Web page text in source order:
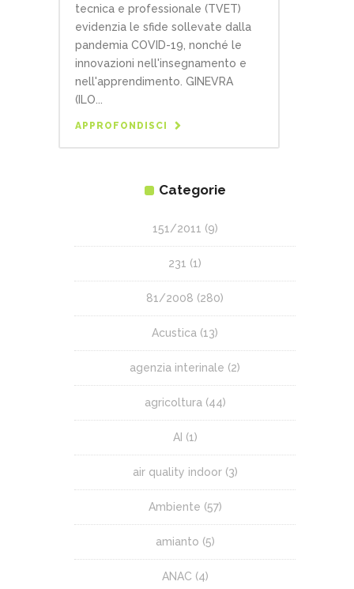
tecnica e professionale (TVET)
evidenzia le sfide sollevate dalla
pandemia COVID-19, nonché le
innovazioni nell'insegnamento e
nell'apprendimento. GINEVRA
(ILO...
APPROFONDISCI
Categorie
151/2011 (9)
231 (1)
81/2008 (280)
Acustica (13)
agenzia interinale (2)
agricoltura (44)
AI (1)
air quality indoor(3)
Ambiente (57)
amianto (5)
ANAC (4)